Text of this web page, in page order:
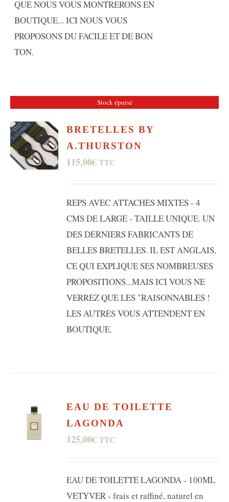
QUE NOUS VOUS MONTRERONS EN
BOUTIQUE... ICI NOUS VOUS
PROPOSONS DU FACILE ET DE BON
TON.
Stock épuisé
BRETELLES BY
A.THURSTON
115,00€ TTC
REPS AVEC ATTACHES MIXTES - 4
CMS DE LARGE - TAILLE UNIQUE. UN
DES DERNIERS FABRICANTS DE
BELLES BRETELLES. IL EST ANGLAIS,
CE QUI EXPLIQUE SES NOMBREUSES
PROPOSITIONS...MAIS ICI VOUS NE
VERREZ QUE LES "RAISONNABLES !
LES AUTRES VOUS ATTENDENT EN
BOUTIQUE.
EAU DE TOILETTE
LAGONDA
125,00€ TTC
EAU DE TOILETTE LAGONDA - 100ML
VETYVER - frais et raffiné, naturel en